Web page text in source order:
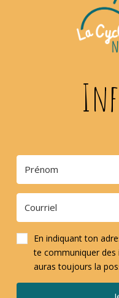
En indiquant ton
te communiquer des
auras toujours la